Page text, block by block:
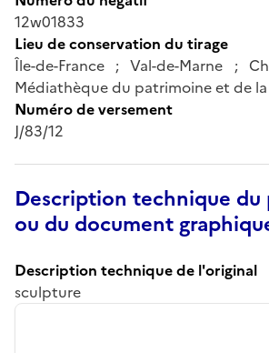
12w01833
Lieu de conservation du tirage
Île-de-France ; Val-de-Marne ;
Médiathèque du patrimoine et de
Numéro de versement
J/83/12
Description technique
ou du document
Description technique de l'original
sculpture